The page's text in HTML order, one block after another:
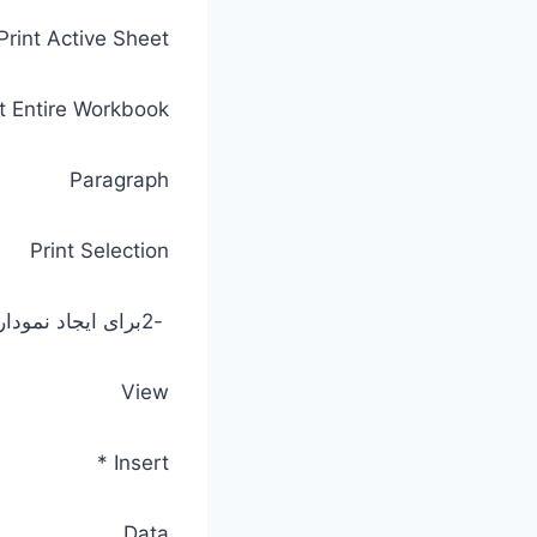
Active Sheet
Entire Workbook *
Paragraph
Print Selection
-2برای ایجاد نمودار کدام سربرگ می باشد؟
View
Insert *